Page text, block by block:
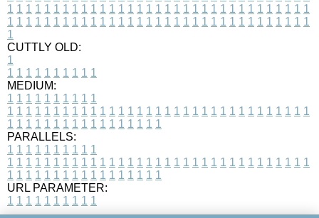
1 1 1 1 1 1 1 1 1 1 1 1 1 1 1 1 1 1 1 1 1 1 1 1 1 1 1 1 1 1 1 1 1
1 1 1 1 1 1 1 1 1 1 1 1 1 1 1 1 1 1 1 1 1 1 1 1 1 1 1 1 1 1 1 1 1
1
CUTTLY OLD:
1
1 1 1 1 1 1 1 1 1 1
MEDIUM:
1 1 1 1 1 1 1 1 1 1
1 1 1 1 1 1 1 1 1 1 1 1 1 1 1 1 1 1 1 1 1 1 1 1 1 1 1 1 1 1 1 1 1
1 1 1 1 1 1 1 1 1 1 1 1 1 1 1 1 1
PARALLELS:
1 1 1 1 1 1 1 1 1 1
1 1 1 1 1 1 1 1 1 1 1 1 1 1 1 1 1 1 1 1 1 1 1 1 1 1 1 1 1 1 1 1 1
1 1 1 1 1 1 1 1 1 1 1 1 1 1 1 1 1
URL PARAMETER:
1 1 1 1 1 1 1 1 1 1